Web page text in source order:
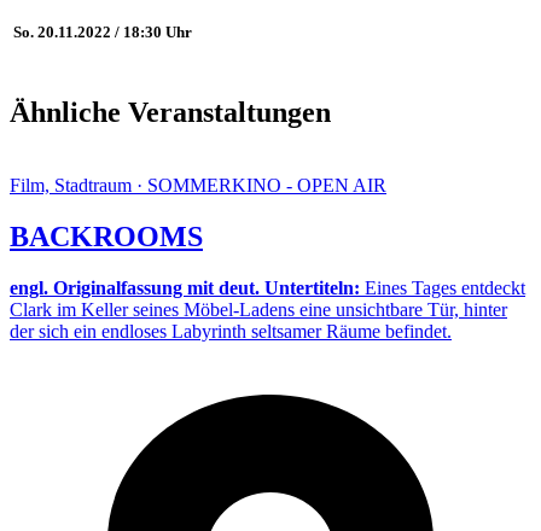
So. 20.11.2022 / 18:30 Uhr
Ähnliche Veranstaltungen
Film, Stadtraum · SOMMERKINO - OPEN AIR
BACKROOMS
engl. Originalfassung mit deut. Untertiteln: Eines Tages entdeckt
Clark im Keller seines Möbel-Ladens eine unsichtbare Tür, hinter
der sich ein endloses Labyrinth seltsamer Räume befindet.